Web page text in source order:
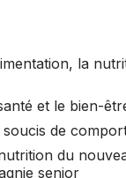
la
et le bien-
de
du
senior